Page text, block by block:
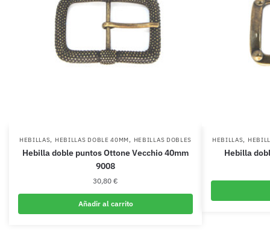
HEBILLAS, HEBILLAS DOBLE 40MM, HEBILLAS DOBLES
Hebilla doble puntos Ottone Vecchio 40mm
9008
30,80 €
Añadir al carrito
HEBILLAS,
Hebilla